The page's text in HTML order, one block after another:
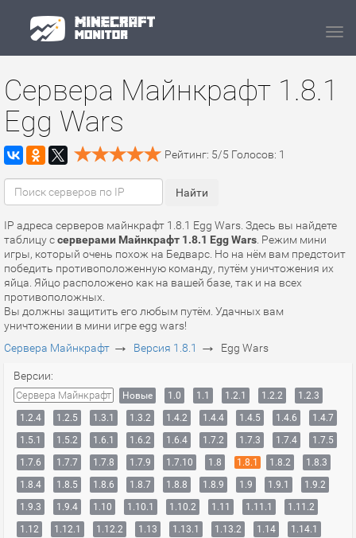
Сервера Майнкрафт 1.8.1
Egg Wars
Рейтинг: 5/5 Голосов: 1
IP адреса серверов майнкрафт 1.8.1 Egg Wars. Здесь вы найдете
таблицу ссерверами Майнкрафт 1.8.1 Egg Wars . Режим мини
игры, который очень похож на Бедварс. Но на нём вам предстоит
победить противоположенную команду, путём уничтожения их
яйца. Яйцо расположено как на вашей базе, так и на всех
противоположных.
Вы должны защитить его любым путём. Удачных вам
уничтожении в мини игре egg wars!
Сервера Майнкрафт → Версия 1.8.1 → Egg Wars
Версии:
Сервера Майнкрафт Новые 1.0 1.1 1.2.1 1.2.2
1.2.3
1.2.4
1.2.5 1.3.1 1.3.2 1.4.2 1.4.4 1.4.5 1.4.6
1.4.7
1.5.1
1.5.2 1.6.1 1.6.2 1.6.4 1.7.2 1.7.3 1.7.4
1.7.5
1.7.6
1.7.7 1.7.8 1.7.9 1.7.10 1.8 1.8.1 1.8.2
1.8.3
1.8.4
1.8.5 1.8.6 1.8.7 1.8.8 1.8.9 1.9 1.9.1
1.9.2
1.9.3
1.9.4 1.10 1.10.1 1.10.2 1.11 1.11.1
1.11.2
1.12
1.12.1 1.12.2 1.13 1.13.1 1.13.2 1.14
1.14.1